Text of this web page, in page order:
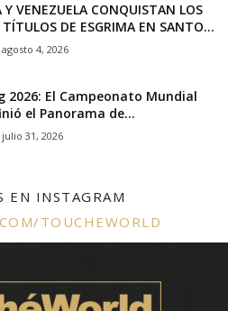
Y VENEZUELA CONQUISTAN LOS
TÍTULOS DE ESGRIMA EN SANTO...
agosto 4, 2026
2026: El Campeonato Mundial
el Panorama de...
julio 31, 2026
EN INSTAGRAM
TOUCHEWORLD